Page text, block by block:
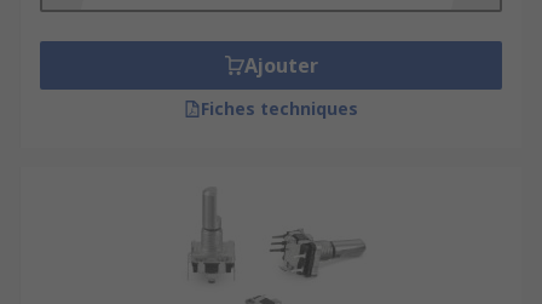
Ajouter
Fiches techniques